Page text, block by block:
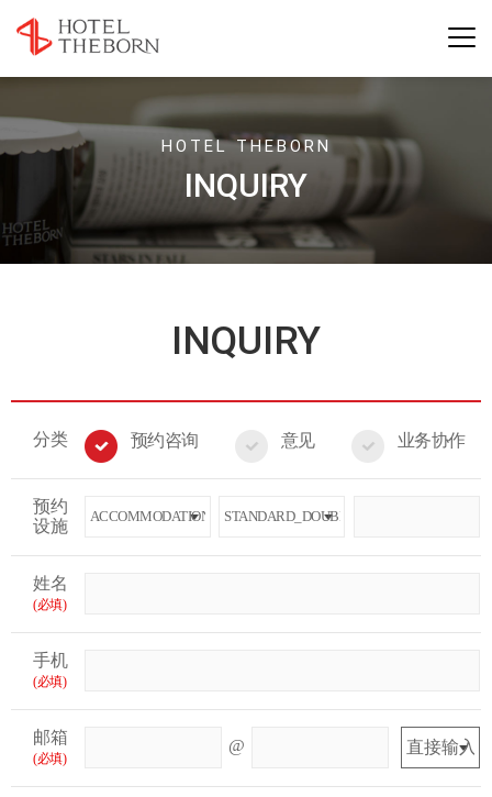
HOTEL THEBORN
INQUIRY
INQUIRY
分类 预约咨询 意见 业务协作
预约
设施
姓名
(必填)
手机
(必填)
邮箱
(必填)
@